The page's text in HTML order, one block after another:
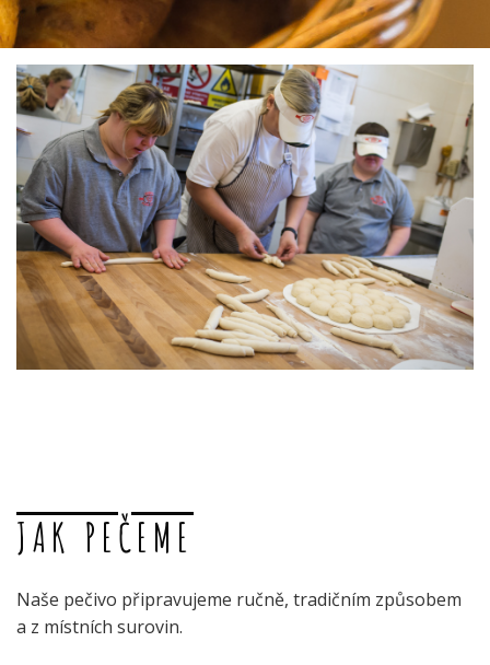
JAK PEČEME
Naše pečivo připravujeme ručně, tradičním způsobem
a z místních surovin.